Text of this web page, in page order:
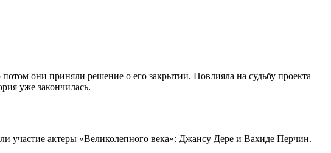
они приняли решение о его закрытии. Повлияла на судьбу проекта
уже закончилась.
участие актеры «Великолепного века»: Джансу Дере и Вахиде Перчин.